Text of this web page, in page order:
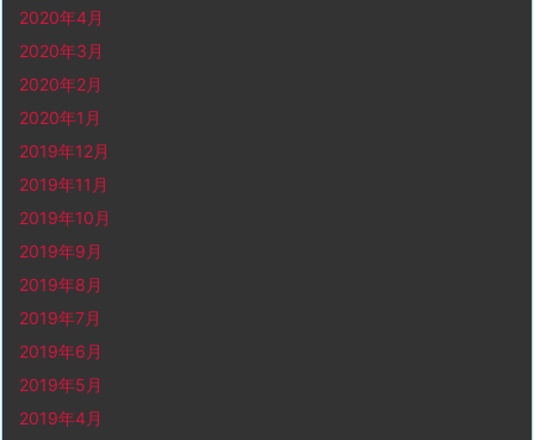
2020年4月
2020年3月
2020年2月
2020年1月
2019年12月
2019年11月
2019年10月
2019年9月
2019年8月
2019年7月
2019年6月
2019年5月
2019年4月